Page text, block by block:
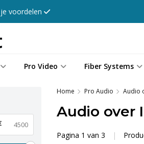
voordelen
Pro Video Fiber Systems
Home Pro Audio Audio
Audio over
Pagina 1 van 3 |